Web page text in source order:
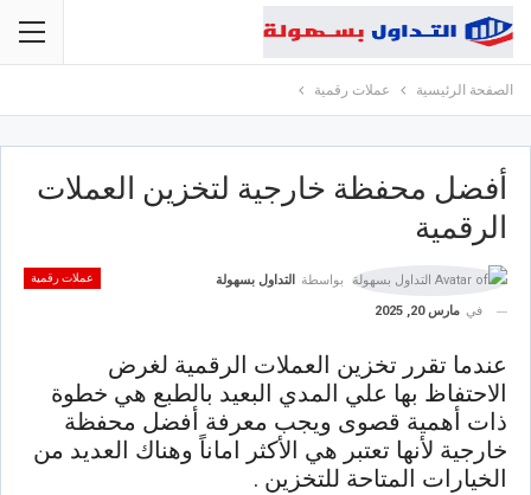
الصفحة الرئيسية عملات رقمية
أفضل محفظة خارجية لتخزين العملات
الرقمية
عملات رقمية بواسطة
التداول بسهولة
في مارس 20, 2025
عندما تقرر تخزين العملات الرقمية لغرض
الاحتفاظ بها علي المدي البعيد بالطبع هي خطوة
ذات أهمية قصوى ويجب معرفة أفضل محفظة
خارجية لأنها تعتبر هي الأكثر اماناً وهناك العديد من
الخيارات المتاحة للتخزين .